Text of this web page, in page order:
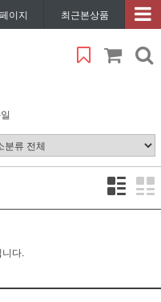
이지 최근본상품
다.